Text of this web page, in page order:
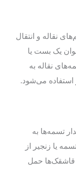
نقاله و انتقال
یک بست یا
نقاله به
استفاده می‌شود.
تسمه‌ها به
یا زنجیر از
قاشقک‌ها حمل